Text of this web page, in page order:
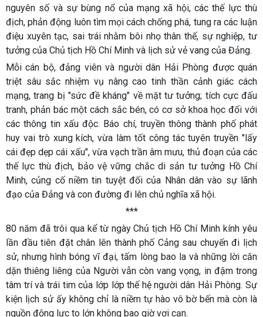
nguyên số và sự bùng nổ của mạng xã hội, các thế lực thù
địch, phản động luôn tìm mọi cách chống phá, tung ra các luận
điệu xuyên tạc, sai trái nhằm bôi nhọ thân thế, sự nghiệp, tư
tưởng của Chủ tịch Hồ Chí Minh và lịch sử vẻ vang của Đảng.
Mỗi cán bộ, đảng viên và người dân Hải Phòng được quán
triệt sâu sắc nhiệm vụ nâng cao tinh thần cảnh giác cách
mạng, trang bị "sức đề kháng" về mặt tư tưởng; tích cực đấu
tranh, phản bác một cách sắc bén, có cơ sở khoa học đối với
các thông tin xấu độc. Báo chí, truyền thông thành phố phát
huy vai trò xung kích, vừa làm tốt công tác tuyên truyền "lấy
cái đẹp dẹp cái xấu", vừa vạch trần âm mưu, thủ đoạn của các
thế lực thù địch, bảo vệ vững chắc di sản tư tưởng Hồ Chí
Minh, củng cố niềm tin tuyệt đối của Nhân dân vào sự lãnh
đạo của Đảng và con đường đi lên chủ nghĩa xã hội.
***
80 năm đã trôi qua kể từ ngày Chủ tịch Hồ Chí Minh kính yêu
lần đầu tiên đặt chân lên thành phố Cảng sau chuyến đi lịch
sử, nhưng hình bóng vĩ đại, tấm lòng bao la và những lời căn
dặn thiêng liêng của Người vẫn còn vang vọng, in đậm trong
tâm trí và trái tim của lớp lớp thế hệ người dân Hải Phòng. Sự
kiện lịch sử ấy không chỉ là niềm tự hào vô bờ bến mà còn là
nguồn động lực to lớn không bao giờ vơi cạn.